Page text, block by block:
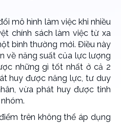
mô hình làm việc khi nhiều
chính sách làm việc từ xa
bình thường mới. Điều này
về năng suất của lực lượng
những gì tốt nhất ở cả 2
huy được năng lực, tư duy
vừa phát huy được tinh
trên không thể áp dụng